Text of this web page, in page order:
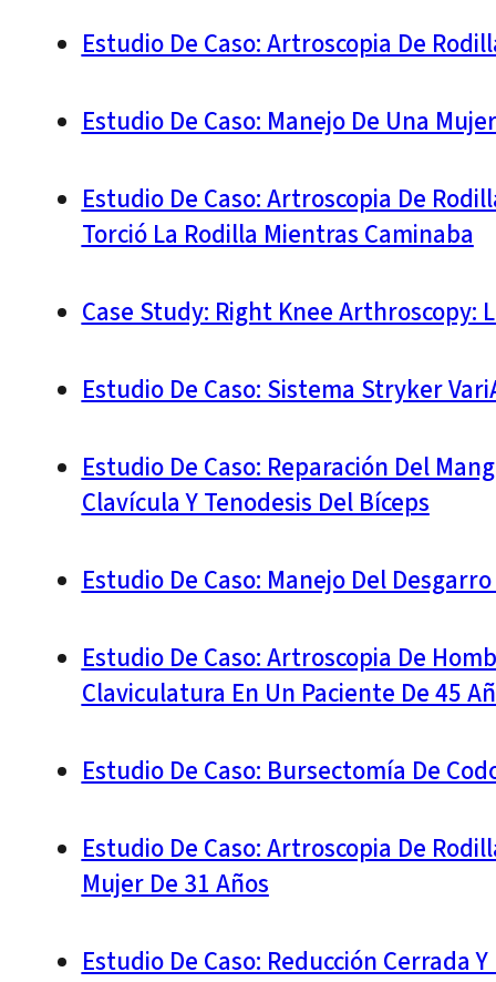
Estudio De Caso: Artroscopia De
Estudio De Caso: Manejo De Una
Estudio De Caso: Artroscopia De
Torció La Rodilla Mientras Caminaba
Case Study: Right Knee Arthroscopy:
Estudio De Caso: Sistema Stryker
Estudio De Caso: Reparación Del
Clavícula Y Tenodesis Del Bíceps
Estudio De Caso: Manejo Del
Estudio De Caso: Artroscopia De
Claviculatura En Un Paciente De 45
Estudio De Caso: Bursectomía De
Estudio De Caso: Artroscopia De
Mujer De 31 Años
Estudio De Caso: Reducción Cerrada